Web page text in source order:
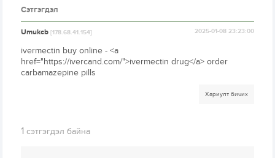
Сэтгэгдэл
Umukcb[178.68.41.154] 2025-01-08 23:23:00
ivermectin buy online - <a
href="https://ivercand.com/">ivermectin drug</a> order
carbamazepine pills
Хариулт бичих
1 сэтгэгдэл байна